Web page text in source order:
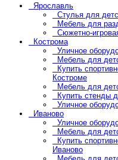
Ярославль
Стулья для
Мебель для
Сюжетно-
Кострома
Уличное
Мебель для
Купить
Костроме
Мебель для
Купить стенды
Уличное
Иваново
Уличное
Мебель для
Купить
Иваново